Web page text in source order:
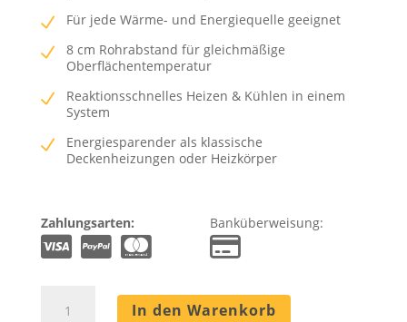
Für jede Wärme- und Energiequelle geeignet
8 cm Rohrabstand für gleichmäßige
Oberflächentemperatur
Reaktionsschnelles Heizen & Kühlen in einem
System
Energiesparender als klassische
Deckenheizungen oder Heizkörper
Zahlungsarten: Banküberweisung:
Deckenheizung
In den Warenkorb